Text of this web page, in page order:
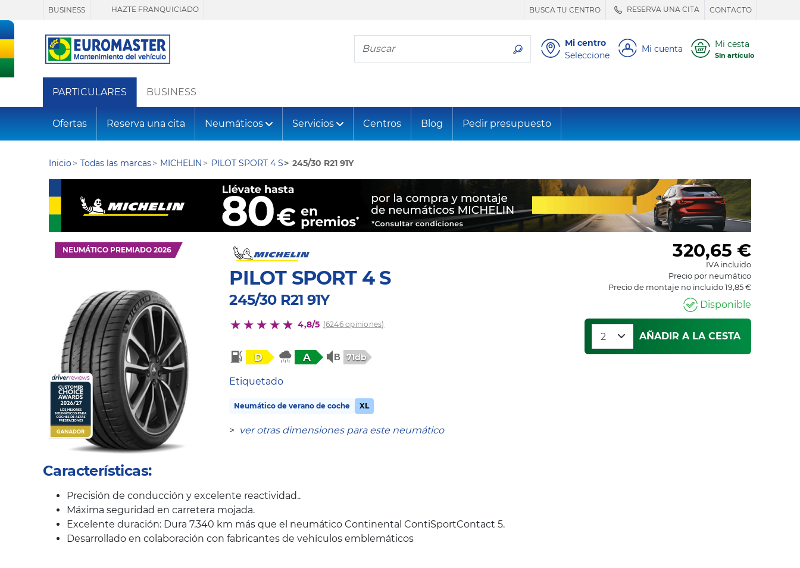
BUSINESS HAZTE FRANQUICIADO BUSCA TU CENTRO RESERVA UNA CITA CONTACTO
Busca tu neumático
Mi centro
Seleccione
Mi cuenta Mi cesta
Sin artículo
PARTICULARES BUSINESS
Ofertas Reserva una cita Neumáticos Servicios Centros Blog Pedir presupuesto
Inicio Todas las marcas MICHELIN PILOT SPORT 4 S 245/30 R21 91Y
NEUMÁTICO PREMIADO 2026
PILOT SPORT 4 S
245/30 R21 91Y
4,8/5 (6246 opiniones)
D A 71db
Etiquetado
Neumático de verano de coche XL
> ver otras dimensiones para este neumático
320,65 €
IVA incluido
Precio por neumático
Precio de montaje no incluido 19,85 €
Disponible
AÑADIR A LA CESTA
Características:
Precisión de conducción y excelente reactividad..
Máxima seguridad en carretera mojada.
Excelente duración: Dura 7.340 km más que el neumático Continental ContiSportContact 5.
Desarrollado en colaboración con fabricantes de vehículos emblemáticos